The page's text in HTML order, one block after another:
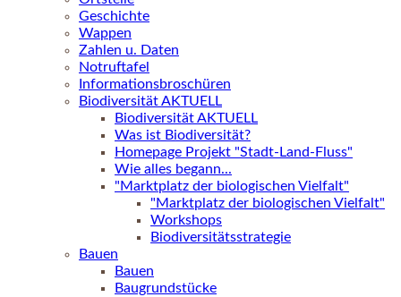
Geschichte
Wappen
Zahlen u. Daten
Notruftafel
Informationsbroschüren
Biodiversität AKTUELL
Biodiversität AKTUELL
Was ist Biodiversität?
Homepage Projekt "Stadt-Land-Fluss"
Wie alles begann...
"Marktplatz der biologischen Vielfalt"
"Marktplatz der biologischen Vielfalt"
Workshops
Biodiversitätsstrategie
Bauen
Bauen
Baugrundstücke